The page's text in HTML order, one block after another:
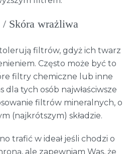
Skóra wrażliwa
filtrów, gdyż ich twarz
Często może być to
filtry chemiczne lub inne
dla tych osób najwłaściwsze
filtrów mineralnych, o
(najkrótszym) składzie.
trafić w ideał jeśli chodzi o
ale zapewniam Was, że